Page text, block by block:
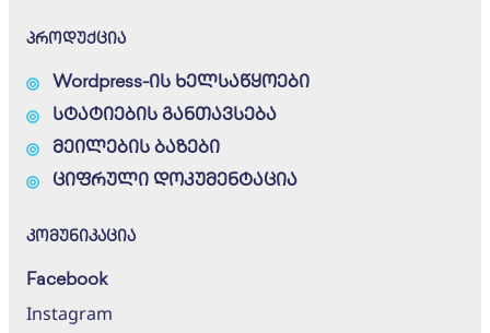
პროდუქცია
Wordpress-ის ხელსაწყოები
სტატიების განთავსება
მეილების ბაზები
ციფრული დოკუმენტაცია
კომუნიკაცია
Facebook
Instagram